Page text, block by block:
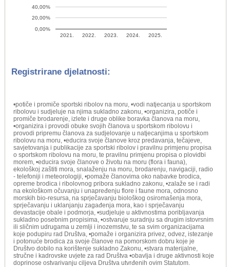
2021. 2022. 2023. 2024. 2025.
0,00%
20,00%
40,00%
Registrirane djelatnosti:
•potiče i promiče sportski ribolov na moru, •vodi natjecanja u sportskom
ribolovu i sudjeluje na njima sukladno zakonu, •organizira, potiče i
promiče brodarenje, izlete i druge oblike boravka članova na moru,
•organizira i provodi obuke svojih članova u sportskom ribolovu i
provodi pripremu članova za sudjelovanje u natjecanjima u sportskom
ribolovu na moru, •educira svoje članove kroz predavanja, tečajeve,
savjetovanja i publikacije za sportski ribolov i pravilnu primjenu propisa
o sportskom ribolovu na moru, te pravilnu primjenu propisa o plovidbi
morem, •educira svoje članove o životu na moru (flora i fauna),
ekološkoj zaštiti mora, snalaženju na moru, brodarenju, navigaciji, radio
- telefoniji i meteorologiji, •pomaže članovima oko nabavke brodica,
opreme brodica i ribolovnog pribora sukladno zakonu, •zalaže se i radi
na ekološkom očuvanju i unapređenju flore i faune mora, odnosno
morskih bio-resursa, na sprječavanju biološkog osiromašenja mora,
sprječavanju i uklanjanju zagađenja mora, kao i sprječavanju
devastacije obale i podmorja, •sudjeluje u aktivnostima poribljavanja
sukladno posebnim propisima, •ostvaruje suradnju sa drugim istovrsnim
ili sličnim udrugama u zemlji i inozemstvu, te sa svim organizacijama
koje podupiru rad Društva, •pomaže i organizira privez, odvez, istezanje
i potonuće brodica za svoje članove na pomorskom dobru koje je
Društvo dobilo na korištenje sukladno Zakonu, •stvara materijalne,
stručne i kadrovske uvjete za rad Društva •obavlja i druge aktivnosti koje
doprinose ostvarivanju ciljeva Društva utvrđenih ovim Statutom.